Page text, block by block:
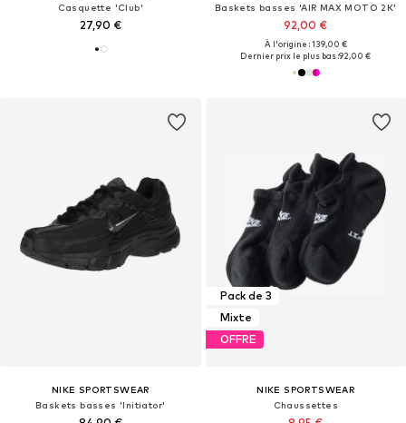
Casquette 'Club'
27,90 €
Baskets basses 'AIR MAX MOTO 2K'
92,00 €
À l'origine : 139,00 €
Dernier prix le plus bas :92,00 €
NIKE SPORTSWEAR
Baskets basses 'Initiator'
Pack de 3
Mixte
OFFRE
NIKE SPORTSWEAR
Chaussettes